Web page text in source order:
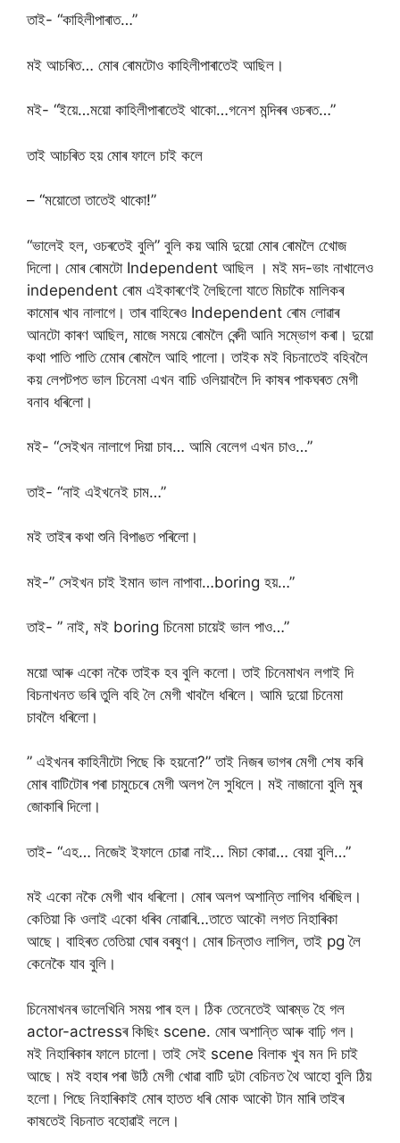
তাই- “কাহিলীপাৰাত…”
মই আচৰিত… মোৰ ৰোমটোও কাহিলীপাৰাতেই আছিল।
মই- “ইয়ে…ময়ো কাহিলীপাৰাতেই থাকো…গনেশ মন্দিৰৰ ওচৰত…”
তাই আচৰিত হয় মোৰ ফালে চাই কলে
– “ময়োতো তাতেই থাকো!”
“ভালেই হল, ওচৰতেই বুলি” বুলি কয় আমি দুয়ো মোৰ ৰোমলৈ খোেজ
দিলো। মোৰ ৰোমটো Independent আছিল । মই মদ-ভাং নাখালেও
independent ৰোম এইকাৰণেই লৈছিলো যাতে মিচাকৈ মালিকৰ
কামোৰ খাব নালাগে। তাৰ বাহিৰেও Independent ৰোম লোৱাৰ
আনটো কাৰণ আছিল, মাজে সময়ে ৰোমলৈ ৰেন্দী আনি সম্ভোগ কৰা। দুয়ো
কথা পাতি পাতি মোেৰ ৰোমলৈ আহি পালো। তাইক মই বিচনাতেই বহিবলৈ
কয় লেপটপত ভাল চিনেমা এখন বাচি ওলিয়াবলৈ দি কাষৰ পাকঘৰত মেগী
বনাব ধৰিলো।
মই- “সেইখন নালাগে দিয়া চাব… আমি বেলেগ এখন চাও…”
তাই- “নাই এইখনেই চাম…”
মই তাইৰ কথা শুনি বিপাঙত পৰিলো।
মই-” সেইখন চাই ইমান ভাল নাপাবা…boring হয়…”
তাই- ” নাই, মই boring চিনেমা চায়েই ভাল পাও…”
ময়ো আৰু একো নকৈ তাইক হব বুলি কলো। তাই চিনেমাখন লগাই দি
বিচনাখনত ভৰি তুলি বহি লৈ মেগী খাবলৈ ধৰিলে। আমি দুয়ো চিনেমা
চাবলৈ ধৰিলো।
” এইখনৰ কাহিনীটো পিছে কি হয়নো?” তাই নিজৰ ভাগৰ মেগী শেষ কৰি
মোৰ বাটিটোৰ পৰা চামুচেৰে মেগী অলপ লৈ সুধিলে। মই নাজানো বুলি মুৰ
জোকাৰি দিলো।
তাই- “এহ… নিজেই ইফালে চোৱা নাই… মিচা কোৱা… বেয়া বুলি…”
মই একো নকৈ মেগী খাব ধৰিলো। মোৰ অলপ অশান্তি লাগিব ধৰিছিল।
কেতিয়া কি ওলাই একো ধৰিব নোৱাৰি…তাতে আকৌ লগত নিহাৰিকা
আছে। বাহিৰত তেতিয়া ঘোৰ বৰষুণ। মোৰ চিন্তাও লাগিল, তাই pg লৈ
কেনেকৈ যাব বুলি।
চিনেমাখনৰ ভালেখিনি সময় পাৰ হল। ঠিক তেনেতেই আৰম্ভ হৈ গল
actor-actressৰ কিছিং scene. মোৰ অশান্তি আৰু বাঢ়ি গল।
মই নিহাৰিকাৰ ফালে চালো। তাই সেই scene বিলাক খুব মন দি চাই
আছে। মই বহাৰ পৰা উঠি মেগী খোৱা বাটি দুটা বেচিনত থৈ আহো বুলি ঠিয়
হলো। পিছে নিহাৰিকাই মোৰ হাতত ধৰি মোক আকৌ টান মাৰি তাইৰ
কাষতেই বিচনাত বহোৱাই ললে।